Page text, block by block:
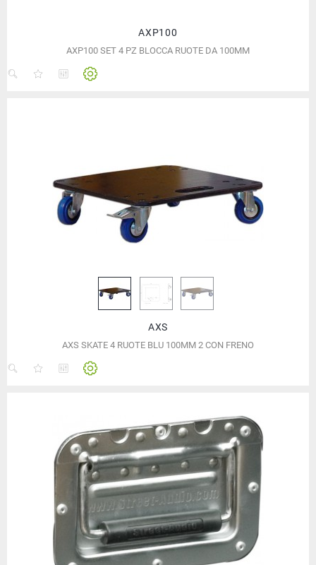
AXP100
AXP100 SET 4 PZ BLOCCA RUOTE DA 100MM
AXS
AXS SKATE 4 RUOTE BLU 100MM 2 CON FRENO